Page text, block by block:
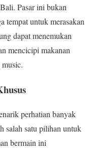
Pasar ini bukan
tempat untuk merasakan
dapat menemukan
mencicipi makanan
perhatian banyak
salah satu pilihan untuk
bermain ini